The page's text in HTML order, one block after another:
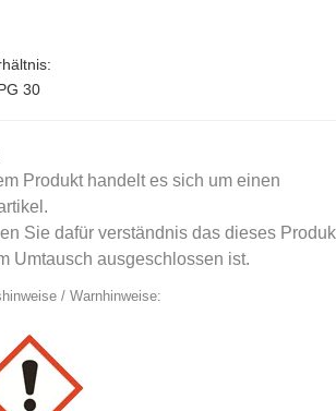
30
Produkt handelt es sich um einen
Sie dafür verständnis das dieses
Umtausch ausgeschlossen ist.
/ Warnhinweise: